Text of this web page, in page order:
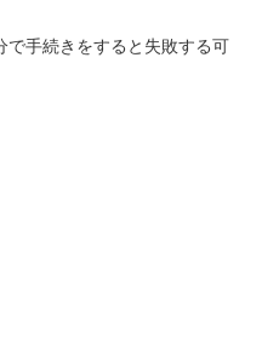
で手続きをすると失敗する可